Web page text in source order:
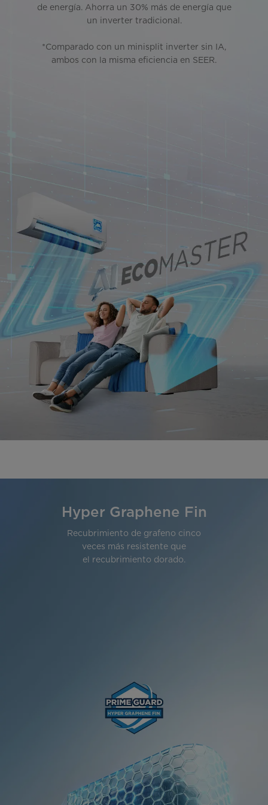
de energía. Ahorra un 30% más de energía que
un inverter tradicional.
*Comparado con un minisplit inverter sin IA,
ambos con la misma eficiencia en SEER.
Hyper Graphene Fin
Recubrimiento de grafeno cinco
veces más resistente que
el recubrimiento dorado.